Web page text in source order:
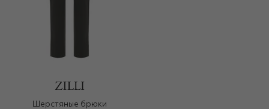
Шерстяные брюки